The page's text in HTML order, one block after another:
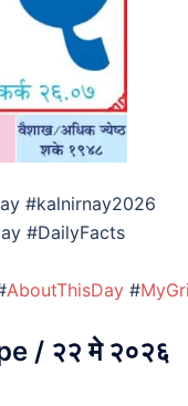
#kalnirnay2026
#DailyFacts
AboutThisDay #
/ २२ मे २०२६